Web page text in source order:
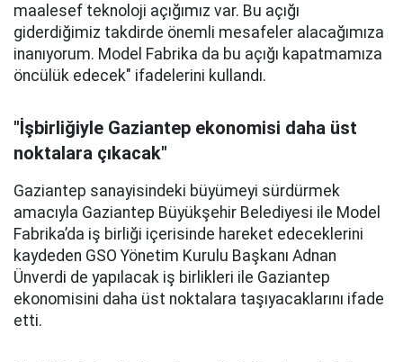
maalesef teknoloji açığımız var. Bu açığı
giderdiğimiz takdirde önemli mesafeler alacağımıza
inanıyorum. Model Fabrika da bu açığı kapatmamıza
öncülük edecek" ifadelerini kullandı.
"İşbirliğiyle Gaziantep ekonomisi daha üst
noktalara çıkacak"
Gaziantep sanayisindeki büyümeyi sürdürmek
amacıyla Gaziantep Büyükşehir Belediyesi ile Model
Fabrika’da iş birliği içerisinde hareket edeceklerini
kaydeden GSO Yönetim Kurulu Başkanı Adnan
Ünverdi de yapılacak iş birlikleri ile Gaziantep
ekonomisini daha üst noktalara taşıyacaklarını ifade
etti.